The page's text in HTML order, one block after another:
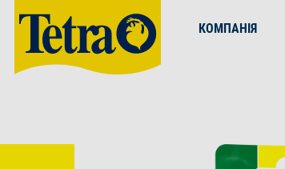
КОМПАНІЯ